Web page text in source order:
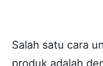
a
Salah satu cara
produk adalah